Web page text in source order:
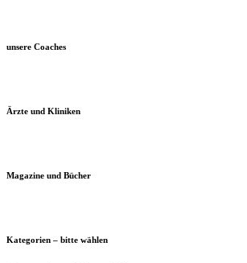
unsere Coaches
Ärzte und Kliniken
Magazine und Bücher
Kategorien – bitte wählen